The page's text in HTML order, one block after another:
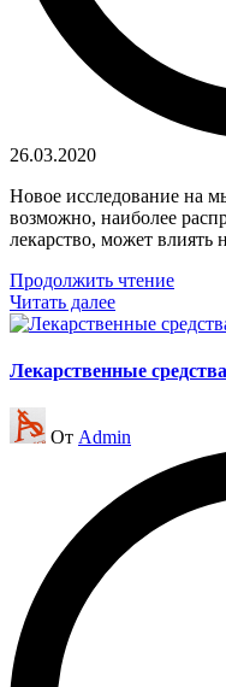
26.03.2020
Новое исследование на
возможно, наиболее
лекарство, может влиять
Продолжить чтение
Читать далее
Лекарственные
Запись
от
От Admin